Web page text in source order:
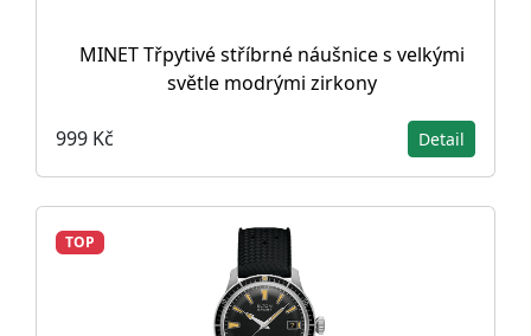
MINET Třpytivé stříbrné náušnice s velkými
světle modrými zirkony
999 Kč Detail
TOP